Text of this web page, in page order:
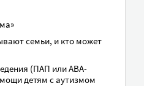
семьи, и кто может
(ПАП или ABA-
детям с аутизмом